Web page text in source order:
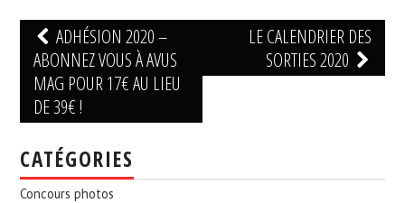
Navigation
des
articles
ADHÉSION 2020 –
ABONNEZ VOUS À AVUS
MAG POUR 17€ AU LIEU
DE 39€ !
LE CALENDRIER DES
SORTIES 2020
CATÉGORIES
Concours photos